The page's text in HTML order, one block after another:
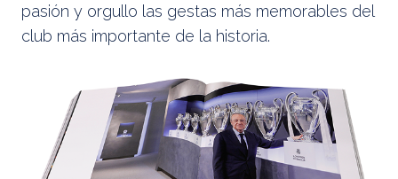
pasión y orgullo las gestas más memorables del
club más importante de la historia.